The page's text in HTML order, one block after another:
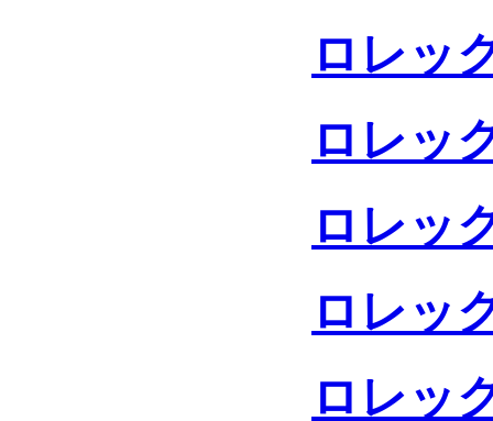
ロレッ
ロレッ
ロレッ
ロレッ
ロレッ